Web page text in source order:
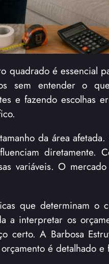
quadrado é essencial
sem entender o
e fazendo escolhas
da área
diretamente.
variáveis. O
que determinam o
a interpretar os
certo. A Barbosa
é detalhado